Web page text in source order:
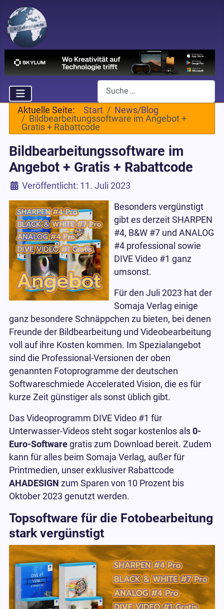
Suchen
Aktuelle Seite: Start
News/Blog
Bildbearbeitungssoftware im Angebot +
Gratis + Rabattcode
Bildbearbeitungssoftware im
Angebot + Gratis + Rabattcode
Details
Veröffentlicht: 11. Juli 2023
Besonders vergünstigt
gibt es derzeit SHARPEN
#4, B&W #7 und ANALOG
#4 professional sowie
DIVE Video #1 ganz
umsonst.
Für den Juli 2023 hat der
Somaja Verlag einige
ganz besondere Schnäppchen zu bieten, bei denen
Freunde der Bildbearbeitung und Videobearbeitung
voll auf ihre Kosten kommen. Im Spezialangebot
sind die Professional-Versionen der oben
genannten Fotoprogramme der deutschen
Softwareschmiede Accelerated Vision, die es für
kurze Zeit günstiger als sonst üblich gibt.
Das Videoprogramm DIVE Video #1 für
Unterwasser-Videos steht sogar kostenlos als 0-
Euro-Softwaregratis zum Download bereit. Zudem
kann für alles beim Somaja Verlag, außer für
Printmedien, unser exklusiver Rabattcode
AHADESIGN zum Sparen von 10 Prozent bis
Oktober 2023 genutzt werden.
Topsoftware für die Fotobearbeitung
stark vergünstigt